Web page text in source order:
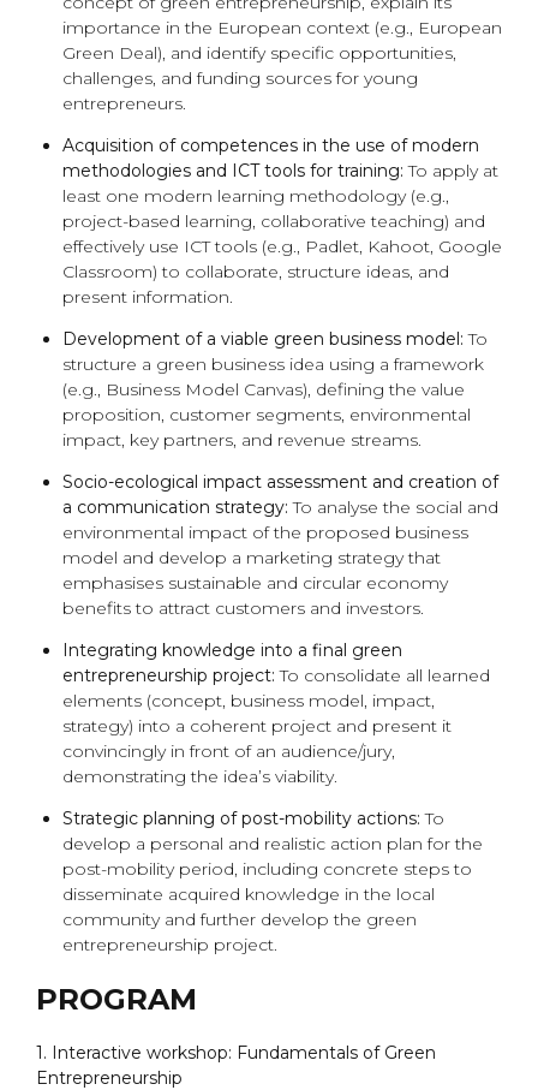
importance in the European context (e.g., European
Green Deal), and identify specific opportunities,
challenges, and funding sources for young
entrepreneurs.
Acquisition of competences in the use of modern
methodologies and ICT tools for training: To apply at
least one modern learning methodology (e.g.,
project-based learning, collaborative teaching) and
effectively use ICT tools (e.g., Padlet, Kahoot, Google
Classroom) to collaborate, structure ideas, and
present information.
Development of a viable green business model: To
structure a green business idea using a framework
(e.g., Business Model Canvas), defining the value
proposition, customer segments, environmental
impact, key partners, and revenue streams.
Socio-ecological impact assessment and creation of
a communication strategy: To analyse the social and
environmental impact of the proposed business
model and develop a marketing strategy that
emphasises sustainable and circular economy
benefits to attract customers and investors.
Integrating knowledge into a final green
entrepreneurship project: To consolidate all learned
elements (concept, business model, impact,
strategy) into a coherent project and present it
convincingly in front of an audience/jury,
demonstrating the idea’s viability.
Strategic planning of post-mobility actions: To
develop a personal and realistic action plan for the
post-mobility period, including concrete steps to
disseminate acquired knowledge in the local
community and further develop the green
entrepreneurship project.
PROGRAM
1. Interactive workshop: Fundamentals of Green
Entrepreneurship